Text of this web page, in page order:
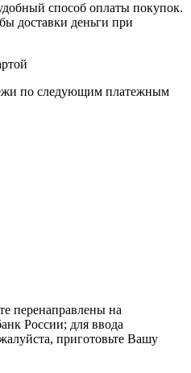
способ оплаты покупок.
доставки деньги при
по cледующим платежным
перенаправлены на
России; для ввода
приготовьте Вашу